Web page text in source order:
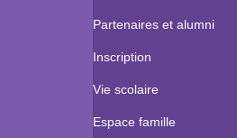
Partenaires et alumni
Inscription
Vie scolaire
Espace famille